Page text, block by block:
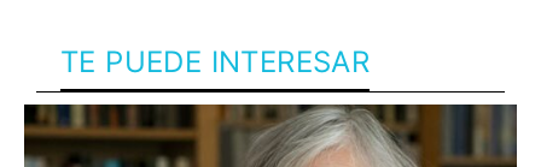
TE PUEDE INTERESAR